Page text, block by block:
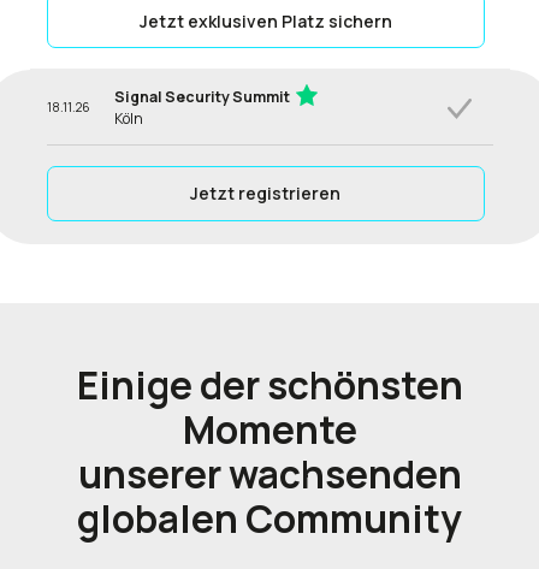
Jetzt exklusiven Platz sichern
18.11.26
Signal Security Summit
Köln
Jetzt registrieren
Einige der schönsten
Momente
unserer wachsenden
globalen Community